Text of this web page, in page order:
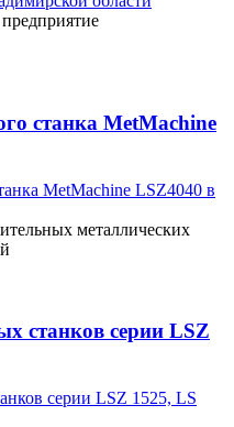
станка MetMachine
металлических
станков серии LSZ